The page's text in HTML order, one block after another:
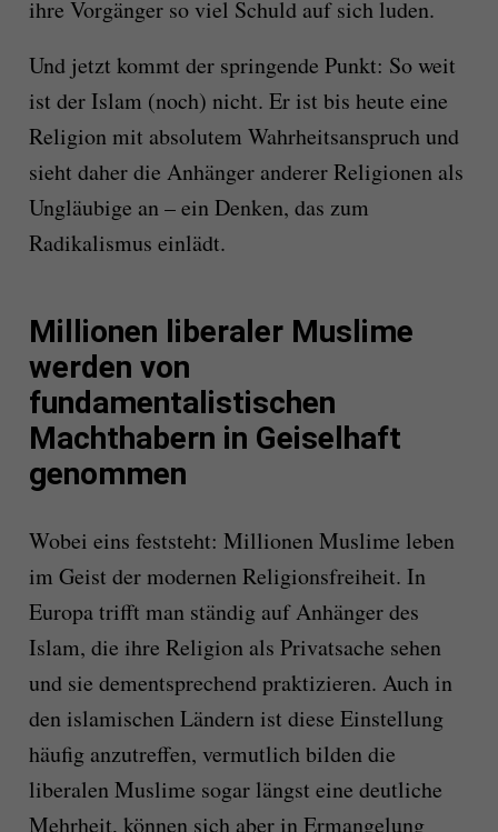
ihre Vorgänger so viel Schuld auf sich luden.
Und jetzt kommt der springende Punkt: So weit
ist der Islam (noch) nicht. Er ist bis heute eine
Religion mit absolutem Wahrheitsanspruch und
sieht daher die Anhänger anderer Religionen als
Ungläubige an – ein Denken, das zum
Radikalismus einlädt.
Millionen liberaler Muslime
werden von
fundamentalistischen
Machthabern in Geiselhaft
genommen
Wobei eins feststeht: Millionen Muslime leben
im Geist der modernen Religionsfreiheit. In
Europa trifft man ständig auf Anhänger des
Islam, die ihre Religion als Privatsache sehen
und sie dementsprechend praktizieren. Auch in
den islamischen Ländern ist diese Einstellung
häufig anzutreffen, vermutlich bilden die
liberalen Muslime sogar längst eine deutliche
Mehrheit, können sich aber in Ermangelung